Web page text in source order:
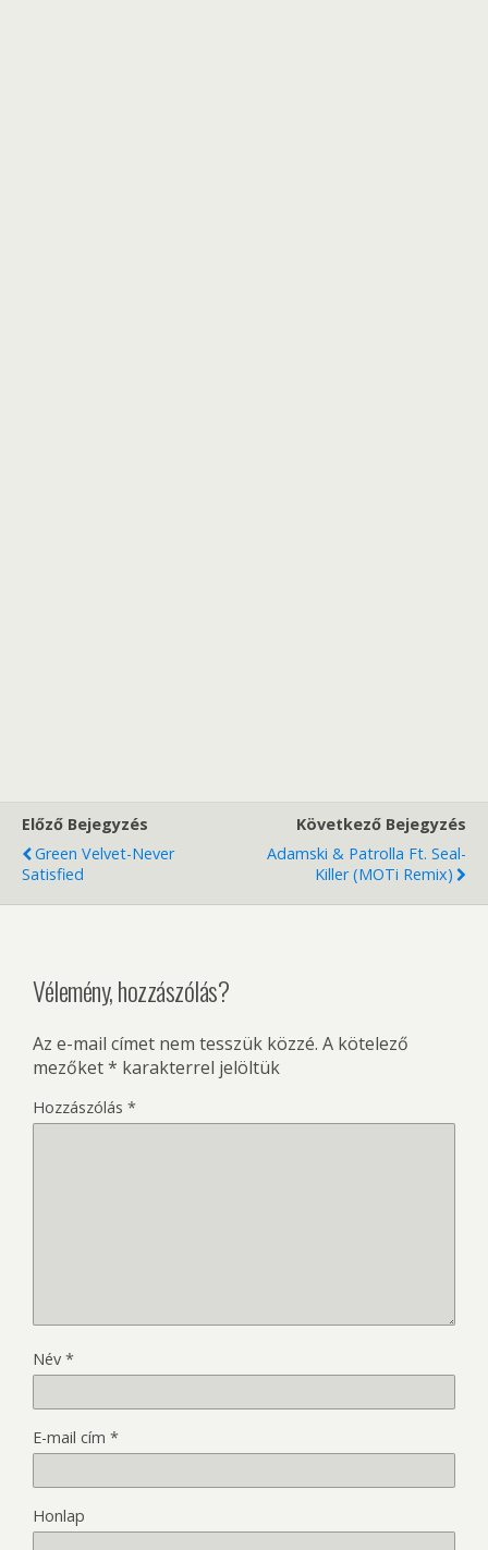
Előző Bejegyzés
Green Velvet-Never
Satisfied
Következő Bejegyzés
Adamski & Patrolla Ft. Seal-
Killer (MOTi Remix)
Vélemény, hozzászólás?
Az e-mail címet nem tesszük közzé. A kötelező
mezőket* karakterrel jelöltük
Hozzászólás *
Név *
E-mail cím *
Honlap